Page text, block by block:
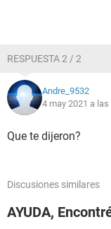
RESPUESTA 2 / 2
Andre_9532
4 may 2021 a las
Que te dijeron?
Discusiones similares
AYUDA,